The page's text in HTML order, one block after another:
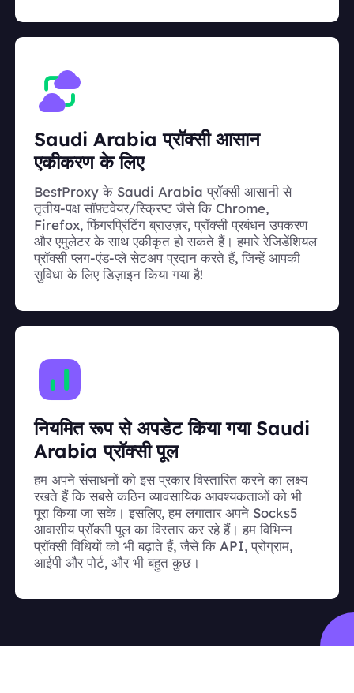
Saudi Arabia प्रॉक्सी आसान
एकीकरण के लिए
BestProxy के Saudi Arabia प्रॉक्सी आसानी से
तृतीय-पक्ष सॉफ़्टवेयर/स्क्रिप्ट जैसे कि Chrome,
Firefox, फिंगरप्रिंटिंग ब्राउज़र, प्रॉक्सी प्रबंधन उपकरण
और एमुलेटर के साथ एकीकृत हो सकते हैं। हमारे रेजिडेंशियल
प्रॉक्सी प्लग-एंड-प्ले सेटअप प्रदान करते हैं, जिन्हें आपकी
सुविधा के लिए डिज़ाइन किया गया है!
नियमित रूप से अपडेट किया गया Saudi
Arabia प्रॉक्सी पूल
हम अपने संसाधनों को इस प्रकार विस्तारित करने का लक्ष्य
रखते हैं कि सबसे कठिन व्यावसायिक आवश्यकताओं को भी
पूरा किया जा सके। इसलिए, हम लगातार अपने Socks5
आवासीय प्रॉक्सी पूल का विस्तार कर रहे हैं। हम विभिन्न
प्रॉक्सी विधियों को भी बढ़ाते हैं, जैसे कि API, प्रोग्राम,
आईपी और पोर्ट, और भी बहुत कुछ।